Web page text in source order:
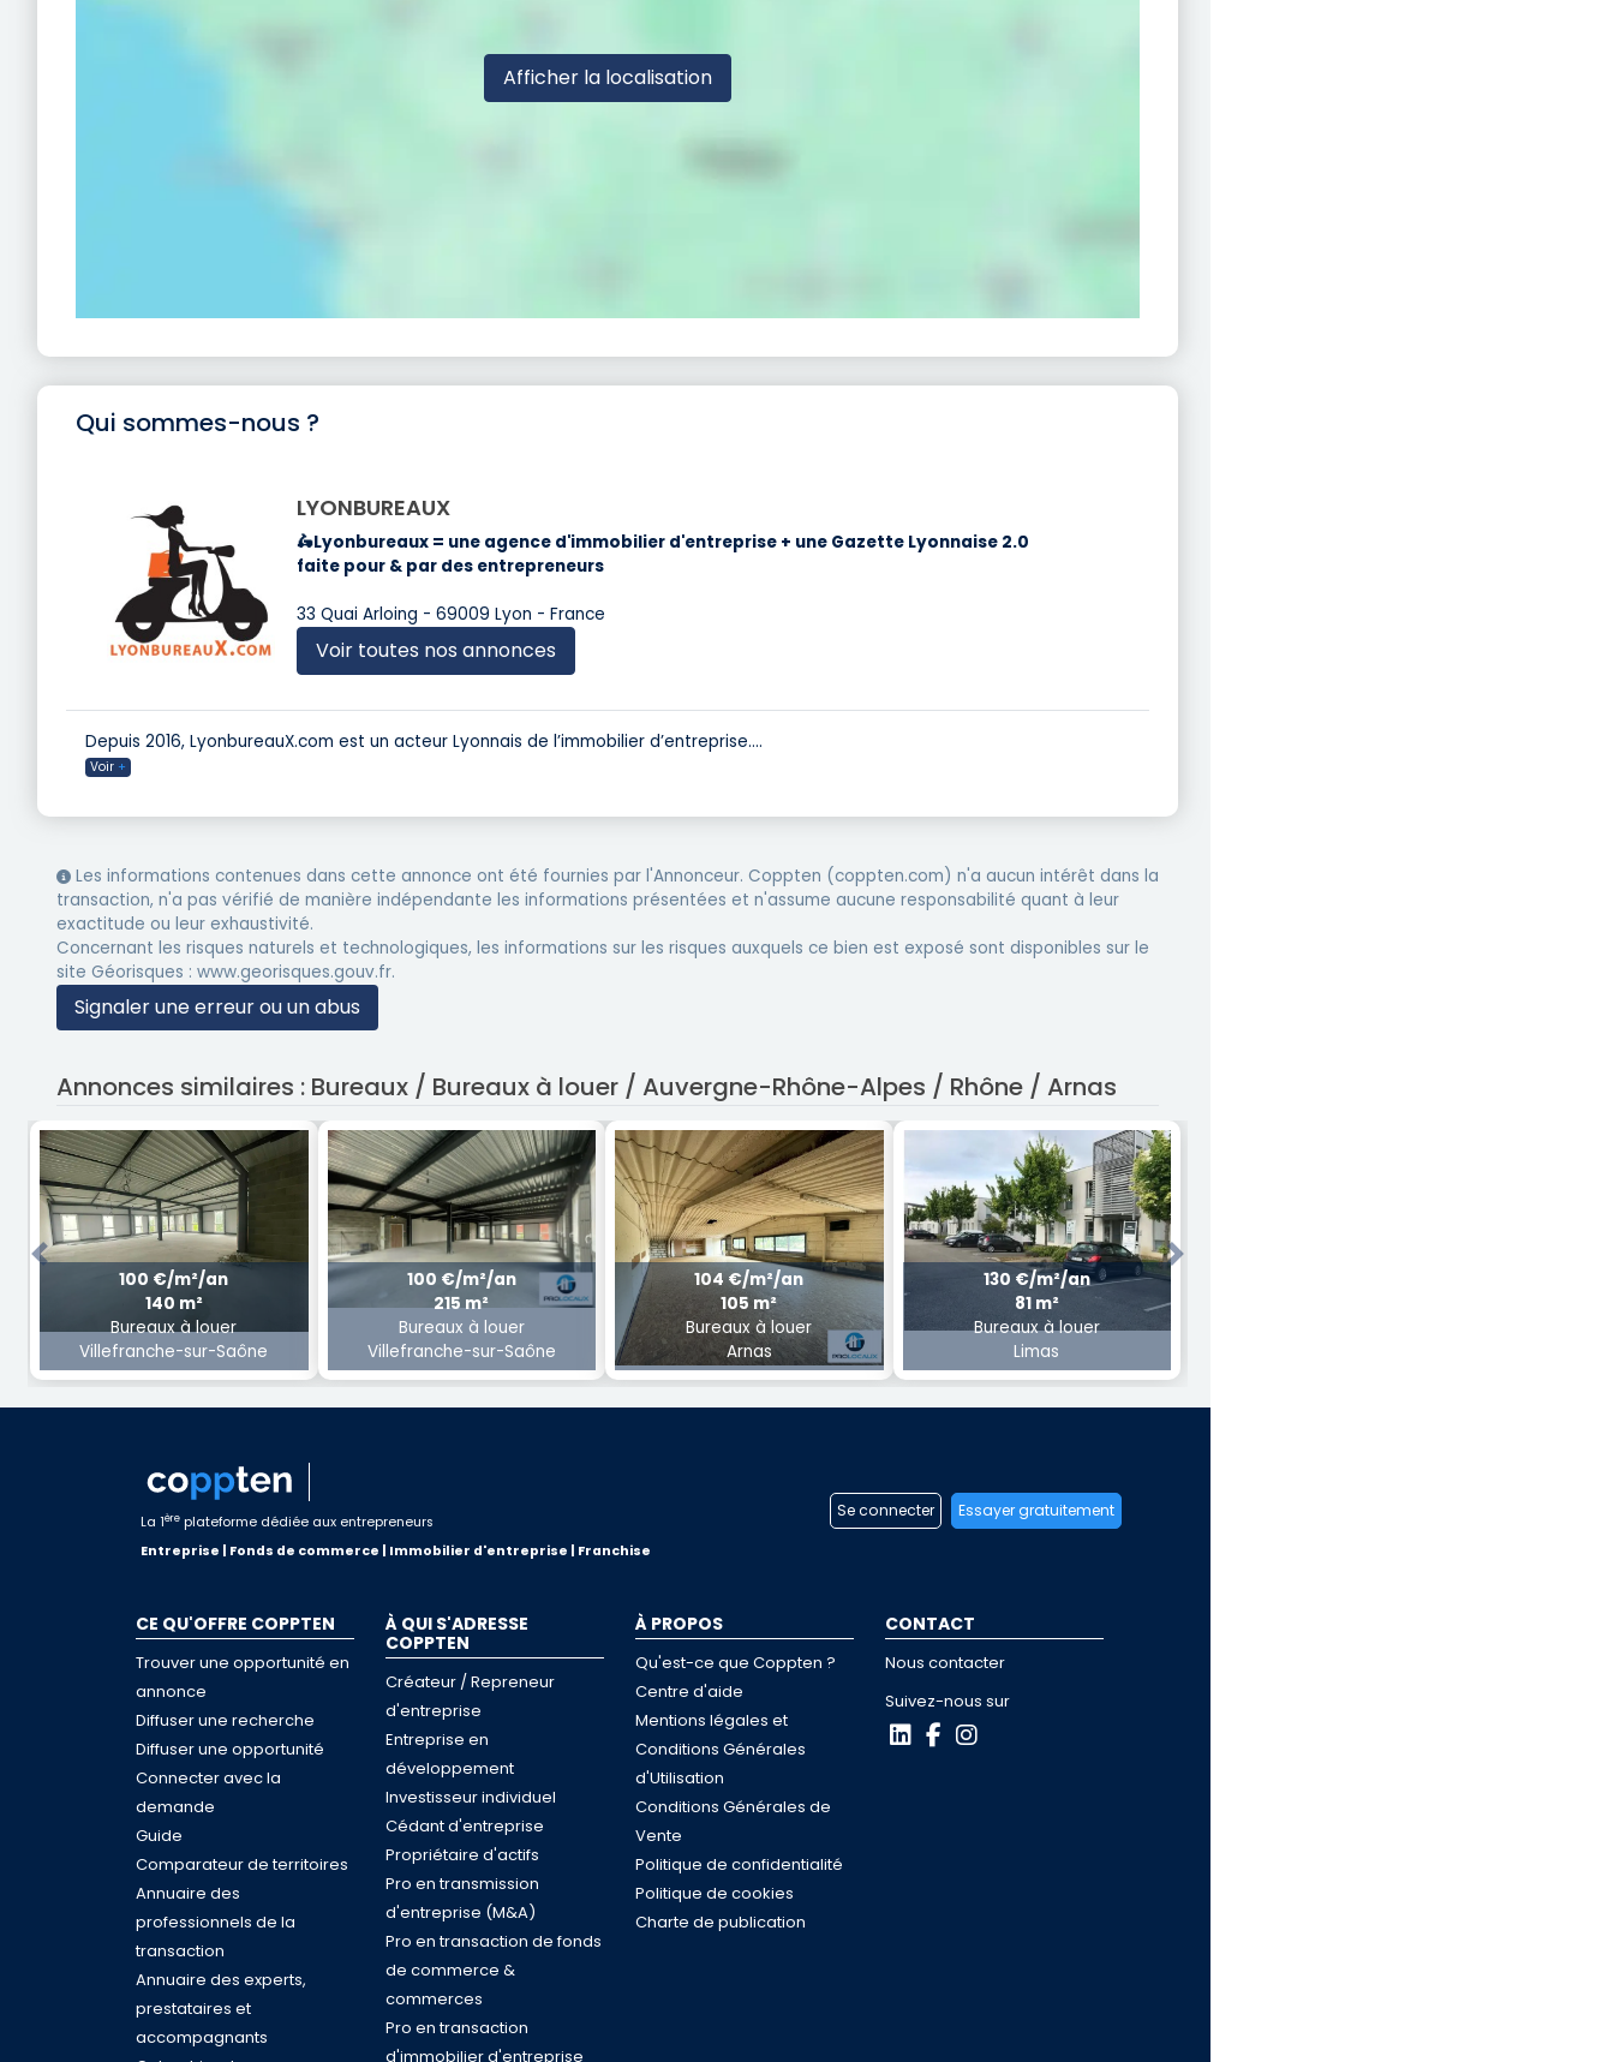
Afficher la localisation
Qui sommes-nous ?
LYONBUREAUX
🛵Lyonbureaux = une agence d'immobilier d'entreprise + une Gazette Lyonnaise 2.0
faite pour & par des entrepreneurs
33 Quai Arloing - 69009 Lyon - France
Voir toutes nos annonces
Depuis 2016, LyonbureauX.com est un acteur Lyonnais de l’immobilier d’entreprise....
Voir +
Les informations contenues dans cette annonce ont été fournies par l'Annonceur. Coppten (coppten.com) n'a aucun intérêt dans la
transaction, n'a pas vérifié de manière indépendante les informations présentées et n'assume aucune responsabilité quant à leur
exactitude ou leur exhaustivité.
Concernant les risques naturels et technologiques, les informations sur les risques auxquels ce bien est exposé sont disponibles sur le
site Géorisques : www.georisques.gouv.fr.
Signaler une erreur ou un abus
Annonces similaires : Bureaux / Bureaux à louer / Auvergne-Rhône-Alpes / Rhône / Arnas
100 €/m²/an
140 m²
Bureaux à louer
Villefranche-sur-Saône
100 €/m²/an
215 m²
Bureaux à louer
Villefranche-sur-Saône
104 €/m²/an
105 m²
Bureaux à louer
Arnas
130 €/m²/an
81 m²
Bureaux à louer
Limas
Previous Next
La 1ère plateforme dédiée aux entrepreneurs
Entreprise | Fonds de commerce | Immobilier d'entreprise | Franchise
Se connecter Essayer gratuitement
CE QU'OFFRE COPPTEN
Trouver une opportunité en
annonce
Diffuser une recherche
Diffuser une opportunité
Connecter avec la
demande
Guide
Comparateur de territoires
Annuaire des
professionnels de la
transaction
Annuaire des experts,
prestataires et
accompagnants
À QUI S'ADRESSE
COPPTEN
Créateur / Repreneur
d'entreprise
Entreprise en
développement
Investisseur individuel
Cédant d'entreprise
Propriétaire d'actifs
Pro en transmission
d'entreprise (M&A)
Pro en transaction de fonds
de commerce &
commerces
Pro en transaction
d'immobilier d'entreprise
À PROPOS
Qu'est-ce que Coppten ?
Centre d'aide
Mentions légales et
Conditions Générales
d'Utilisation
Conditions Générales de
Vente
Politique de confidentialité
Politique de cookies
Charte de publication
CONTACT
Nous contacter
Suivez-nous sur